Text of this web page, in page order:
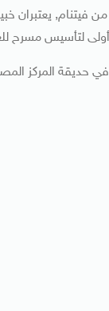
من فيتنام,
لتأسيس مسرح
حديقة المركز